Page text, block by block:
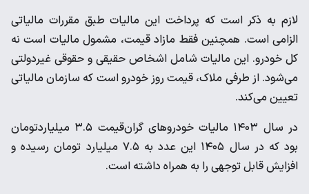
لازم به ذکر است که پرداخت این مالیات طبق مقررات مالیاتی
الزامی است. همچنین فقط مازاد قیمت، مشمول مالیات است نه
کل خودرو. این مالیات شامل اشخاص حقیقی و حقوقی غیردولتی
می‌شود. از طرفی ملاک، قیمت روز خودرو است که سازمان مالیاتی
تعیین می‌کند.
در سال ۱۴۰۳ مالیات خودروهای گران‌قیمت ۳.۵ میلیاردتومان
بود که در سال ۱۴۰۵ این عدد به ۷.۵ میلیارد تومان رسیده و
افزایش قابل توجهی را به همراه داشته است.